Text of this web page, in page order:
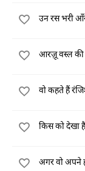
उन रस भरी
आरज़ू वस्ल की
वो कहते हैं
किस को देखा
अगर वो अपने